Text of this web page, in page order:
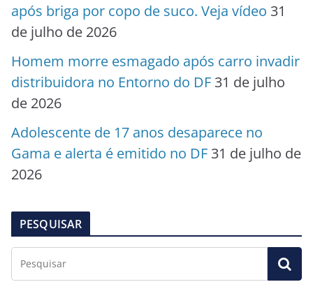
após briga por copo de suco. Veja vídeo 31
de julho de 2026
Homem morre esmagado após carro invadir
distribuidora no Entorno do DF 31 de julho
de 2026
Adolescente de 17 anos desaparece no
Gama e alerta é emitido no DF 31 de julho de
2026
PESQUISAR